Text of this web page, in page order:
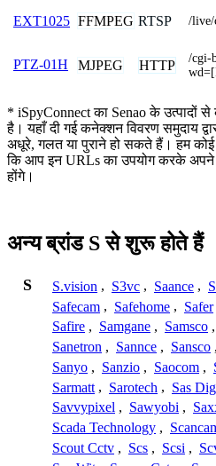
EXT1025 FFMPEG RTSP /live/
PTZ-01H MJPEG HTTP
/cgi-
* iSpyConnect का Senao के उत्पादों से
है। यहाँ दी गई कनेक्शन विवरण समुदाय
अधूरे, गलत या पुराने हो सकते हैं। हम कोई
कि आप इन URLs का उपयोग करके
होंगे।
अन्य ब्रांड S से शुरू होते हैं
S S.vision , S3vc , Saance ,
Safecam , Safehome , Safer
Safire , Samgane , Samsco ,
Sanetron , Sannce , Sansco ,
Sanyo , Sanzio , Saocom ,
Sarmatt , Sarotech , Sas
Savvypixel , Sawyobi ,
Scada Technology ,
Scout Cctv , Scs , Scsi ,